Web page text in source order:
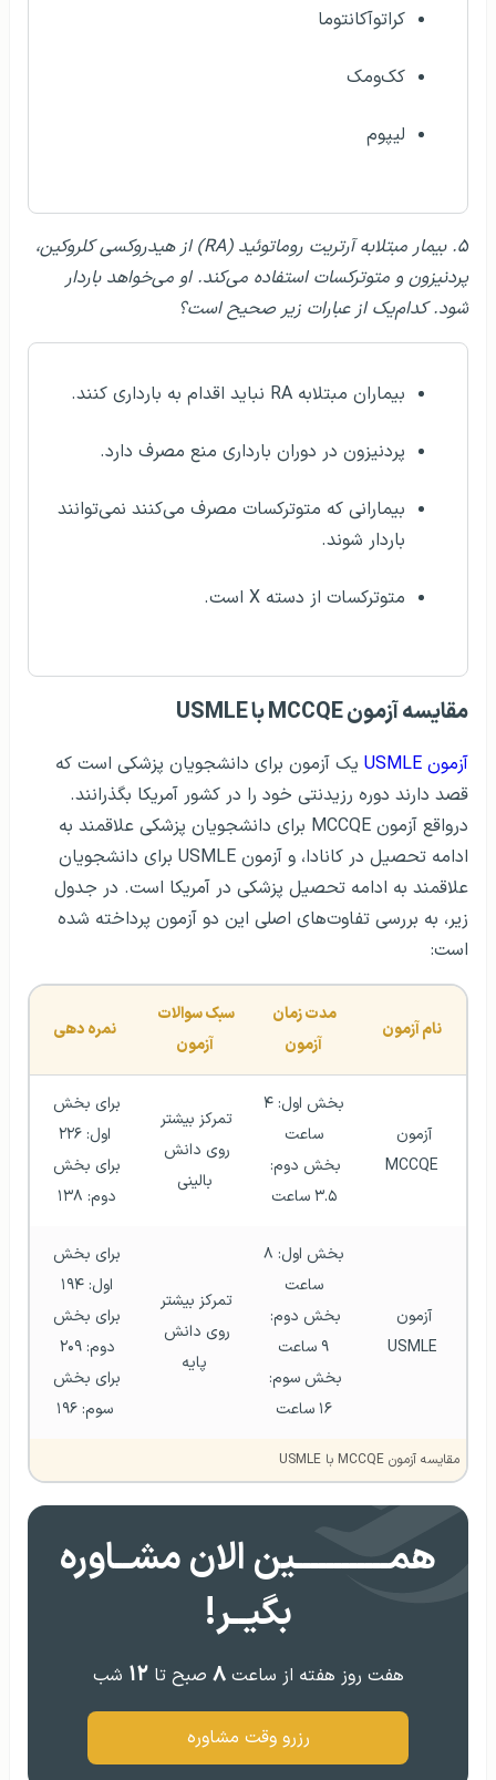
کراتوآکانتوما
کک‌ومک
لیپوم
۵. بیمار مبتلابه آرتریت روماتوئید (RA) از هیدروکسی کلروکین،
پردنیزون و متوترکسات استفاده می‌کند. او می‌خواهد باردار
شود. کدام‌یک از عبارات زیر صحیح است؟
بیماران مبتلابه RA نباید اقدام به بارداری کنند.
پردنیزون در دوران بارداری منع مصرف دارد.
بیمارانی که متوترکسات مصرف می‌کنند نمی‌توانند
باردار شوند.
متوترکسات از دسته X است.
مقایسه آزمون MCCQE با USMLE
آزمون USMLE
یک آزمون برای دانشجویان پزشکی است که
قصد دارند دوره رزیدنتی خود را در کشور آمریکا بگذرانند.
درواقع آزمون MCCQE برای دانشجویان پزشکی علاقمند به
ادامه تحصیل در کانادا، و آزمون USMLE برای دانشجویان
علاقمند به ادامه تحصیل پزشکی در آمریکا است. در جدول
زیر، به بررسی تفاوت‌های اصلی این دو آزمون پرداخته شده
است:
نام آزمون
آزمون
آزمون
نمره دهی
MCCQE
ساعت
۳.۵ ساعت
بالینی
اول: ۲۲۶
دوم: ۱۳۸
USMLE
ساعت
۹ ساعت
۱۶ ساعت
پایه
اول: ۱۹۴
دوم: ۲۰۹
سوم: ۱۹۶
مقایسه آزمون MCCQE با USMLE
همــــــــــــین الان مشــاوره
بگیــر!
هفت روز هفته از ساعت۸ صبح تا۱۲ شب
رزرو وقت مشاوره